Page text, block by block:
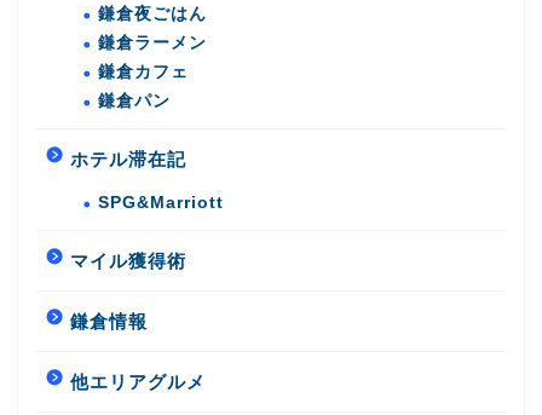
鎌倉夜ごはん
鎌倉ラーメン
鎌倉カフェ
鎌倉パン
ホテル滞在記
SPG&Marriott
マイル獲得術
鎌倉情報
他エリアグルメ